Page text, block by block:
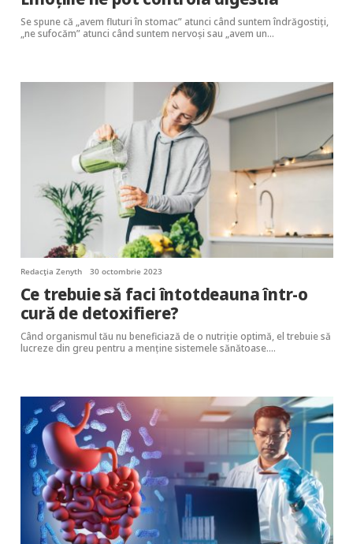
Se spune că „avem fluturi în stomac” atunci când suntem îndrăgostiţi,
„ne sufocăm” atunci când suntem nervoşi sau „avem un…
Redacția Zenyth 30 octombrie 2023
Ce trebuie să faci întotdeauna într-o
cură de detoxifiere?
Când organismul tău nu beneficiază de o nutriție optimă, el trebuie să
lucreze din greu pentru a menține sistemele sănătoase.…